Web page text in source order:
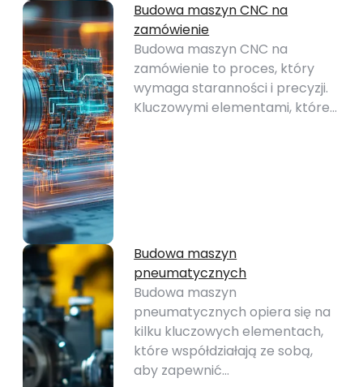
Budowa maszyn CNC na
zamówienie
Budowa maszyn CNC na
zamówienie to proces, który
wymaga staranności i precyzji.
Kluczowymi elementami, które…
Budowa maszyn
pneumatycznych
Budowa maszyn
pneumatycznych opiera się na
kilku kluczowych elementach,
które współdziałają ze sobą,
aby zapewnić…